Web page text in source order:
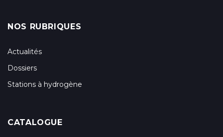
NOS RUBRIQUES
Actualités
Dossiers
Stations à hydrogène
CATALOGUE